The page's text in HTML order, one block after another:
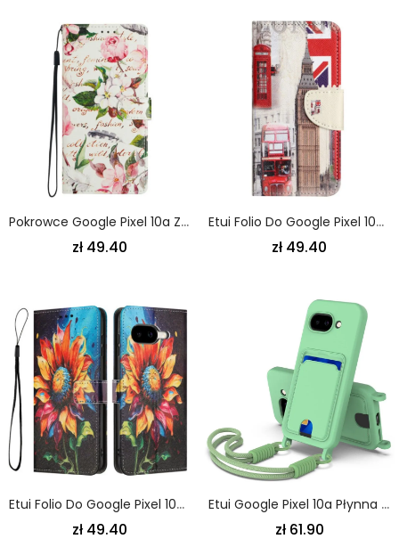
Pokrowce Google Pixel 10a Zielone Liście I Kwiaty
zł 49.40
Etui Folio Do Google Pixel 10a Życie W Londynie
zł 49.40
Etui Folio Do Google Pixel 10a Wzór Słonecznik
zł 49.40
Etui Google Pixel 10a Płynna Karta Silikonowa Uchwyt
zł 61.90